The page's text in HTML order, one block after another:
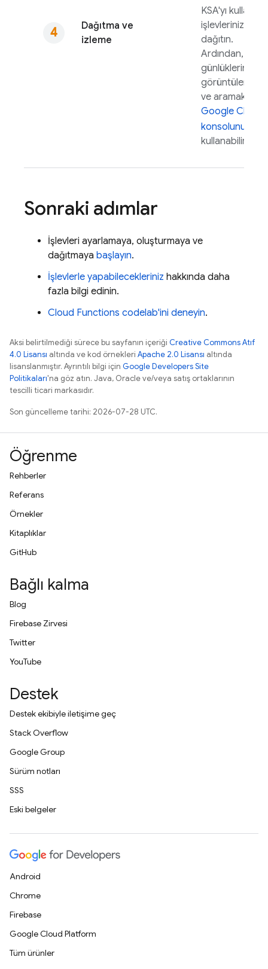
Dağıtma ve
izleme
KSA'yı
işlevlerinizi
dağıtın.
Ardından,
günlüklerinizi
görüntülemek
ve aramak için
Google Cloud
konsolunu
kullanabilirsiniz.
Sonraki adımlar
İşlevleri ayarlamaya, oluşturmaya ve
dağıtmaya başlayın.
İşlevlerle yapabilecekleriniz hakkında daha
fazla bilgi edinin.
Cloud Functions codelab'ini deneyin.
Aksi belirtilmediği sürece bu sayfanın içeriği Creative Commons Atıf
4.0 Lisansı altında ve kod örnekleri Apache 2.0 Lisansı altında
lisanslanmıştır. Ayrıntılı bilgi için Google Developers Site
Politikaları'na göz atın. Java, Oracle ve/veya satış ortaklarının
tescilli ticari markasıdır.
Son güncelleme tarihi: 2026-07-28 UTC.
Öğrenme
Rehberler
Referans
Örnekler
Kitaplıklar
GitHub
Bağlı kalma
Blog
Firebase Zirvesi
Twitter
YouTube
Destek
Destek ekibiyle iletişime geç
Stack Overflow
Google Group
Sürüm notları
SSS
Eski belgeler
Android
Chrome
Firebase
Google Cloud Platform
Tüm ürünler